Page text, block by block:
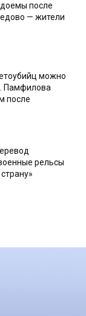
после
— жители
можно
Памфилова
после
рельсы